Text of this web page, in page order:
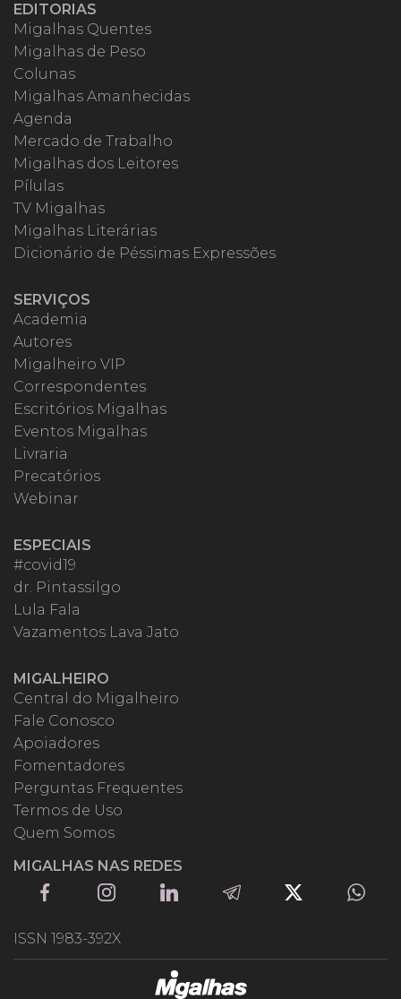
EDITORIAS
Migalhas Quentes
Migalhas de Peso
Colunas
Migalhas Amanhecidas
Agenda
Mercado de Trabalho
Migalhas dos Leitores
Pílulas
TV Migalhas
Migalhas Literárias
Dicionário de Péssimas Expressões
SERVIÇOS
Academia
Autores
Migalheiro VIP
Correspondentes
Escritórios Migalhas
Eventos Migalhas
Livraria
Precatórios
Webinar
ESPECIAIS
#covid19
dr. Pintassilgo
Lula Fala
Vazamentos Lava Jato
MIGALHEIRO
Central do Migalheiro
Fale Conosco
Apoiadores
Fomentadores
Perguntas Frequentes
Termos de Uso
Quem Somos
MIGALHAS NAS REDES
ISSN 1983-392X